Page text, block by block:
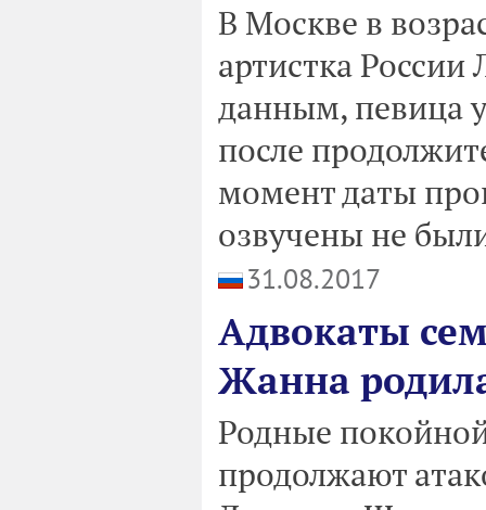
В Москве в
артистка
данным, певица
после
момент даты
озвучены не
31.08.2017
Адвокаты
Жанна
Родные
продолжают